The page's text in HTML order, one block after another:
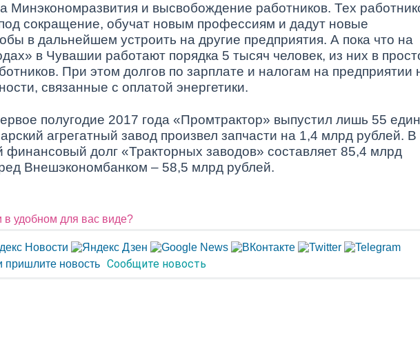
Минэкономразвития и высвобождение работников. Тех
сокращение, обучат новым профессиям и дадут новые
в дальнейшем устроить на другие предприятия. А пока что на
в Чувашии работают порядка 5 тысяч человек, из них в
При этом долгов по зарплате и налогам на предприятии
связанные с оплатой энергетики.
полугодие 2017 года «Промтрактор» выпустил лишь 55
агрегатный завод произвел запчасти на 1,4 млрд рублей. В
долг «Тракторных заводов» составляет 85,4 млрд
Внешэкономбанком – 58,5 млрд рублей.
в удобном для вас виде?
Сообщите новость